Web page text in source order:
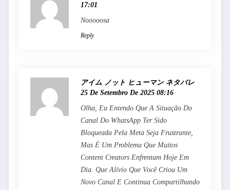
17:01
Nooooosa
Reply
アイム ノット ヒューマン ネタバレ
25 De Setembro De 2025 08:16
Olha, Eu Entendo Que A Situação Do
Canal Do WhatsApp Ter Sido
Bloqueada Pela Meta Seja Frustrante,
Mas É Um Problema Que Muitos
Content Creators Enfrentam Hoje Em
Dia. Que Alívio Que Você Criou Um
Novo Canal E Continua Compartilhando